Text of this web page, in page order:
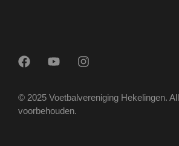
© 2025 Voetbalvereniging Hekelingen.
voorbehouden.